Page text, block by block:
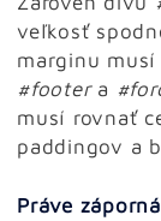
veľkosť
marginu
#footera
musí rovnať
paddingov a
Práve